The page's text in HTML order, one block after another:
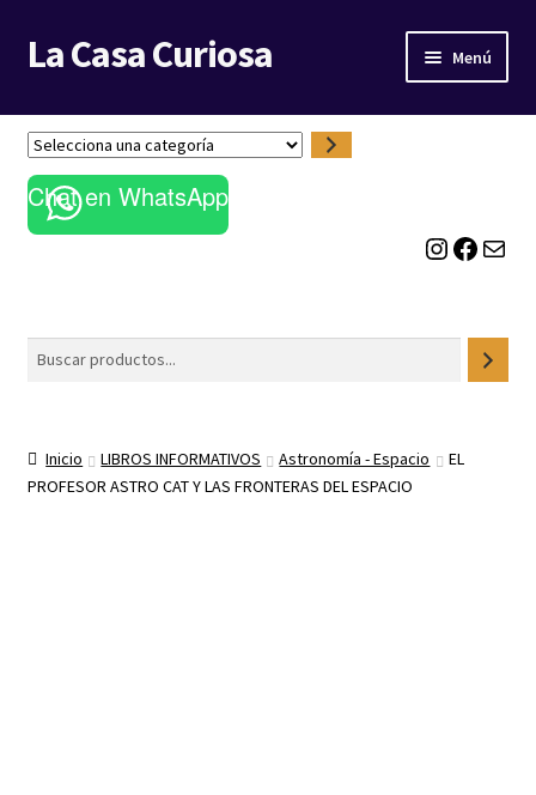
Ir
a
navegación
Ir
al
La Casa Curiosa Menú
LIBRERÍA
BLOG
S
e
l
e
a
c
Chat en WhatsApp
Instagram Facebook Correo electrónico
Buscar
Inicio LIBROS INFORMATIVOS Astronomía - Espacio
EL
PROFESOR ASTRO CAT Y LAS FRONTERAS DEL ESPACIO